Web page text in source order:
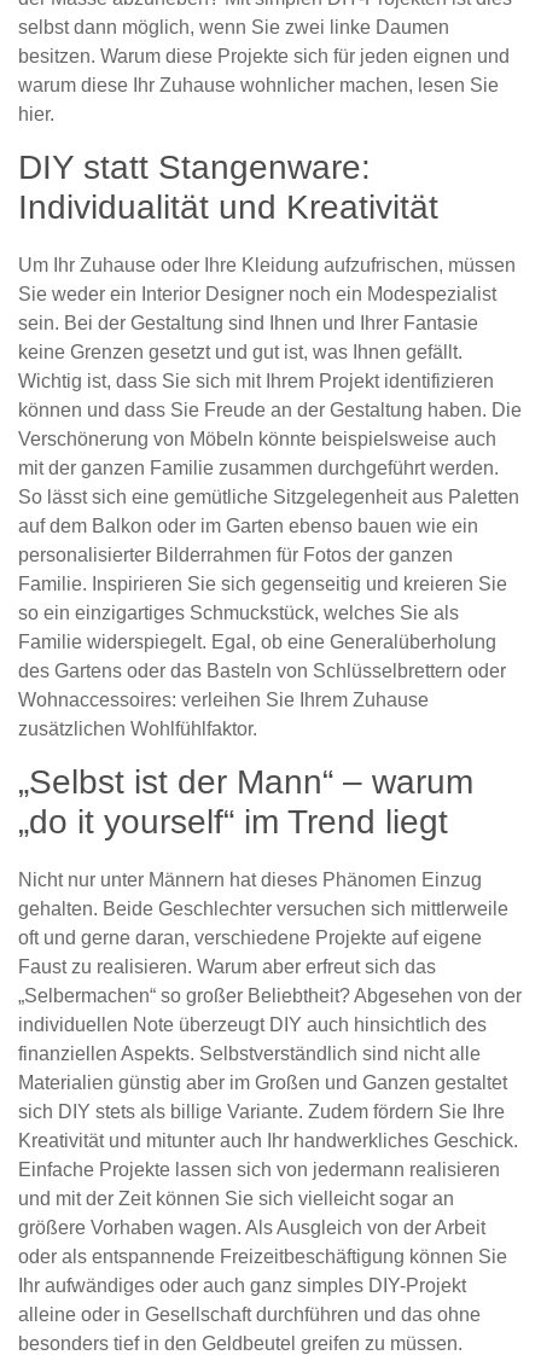
selbst dann möglich, wenn Sie zwei linke Daumen
besitzen. Warum diese Projekte sich für jeden eignen und
warum diese Ihr Zuhause wohnlicher machen, lesen Sie
hier.
DIY statt Stangenware:
Individualität und Kreativität
Um Ihr Zuhause oder Ihre Kleidung aufzufrischen, müssen
Sie weder ein Interior Designer noch ein Modespezialist
sein. Bei der Gestaltung sind Ihnen und Ihrer Fantasie
keine Grenzen gesetzt und gut ist, was Ihnen gefällt.
Wichtig ist, dass Sie sich mit Ihrem Projekt identifizieren
können und dass Sie Freude an der Gestaltung haben. Die
Verschönerung von Möbeln könnte beispielsweise auch
mit der ganzen Familie zusammen durchgeführt werden.
So lässt sich eine gemütliche Sitzgelegenheit aus Paletten
auf dem Balkon oder im Garten ebenso bauen wie ein
personalisierter Bilderrahmen für Fotos der ganzen
Familie. Inspirieren Sie sich gegenseitig und kreieren Sie
so ein einzigartiges Schmuckstück, welches Sie als
Familie widerspiegelt. Egal, ob eine Generalüberholung
des Gartens oder das Basteln von Schlüsselbrettern oder
Wohnaccessoires: verleihen Sie Ihrem Zuhause
zusätzlichen Wohlfühlfaktor.
„Selbst ist der Mann“ – warum
„do it yourself“ im Trend liegt
Nicht nur unter Männern hat dieses Phänomen Einzug
gehalten. Beide Geschlechter versuchen sich mittlerweile
oft und gerne daran, verschiedene Projekte auf eigene
Faust zu realisieren. Warum aber erfreut sich das
„Selbermachen“ so großer Beliebtheit? Abgesehen von der
individuellen Note überzeugt DIY auch hinsichtlich des
finanziellen Aspekts. Selbstverständlich sind nicht alle
Materialien günstig aber im Großen und Ganzen gestaltet
sich DIY stets als billige Variante. Zudem fördern Sie Ihre
Kreativität und mitunter auch Ihr handwerkliches Geschick.
Einfache Projekte lassen sich von jedermann realisieren
und mit der Zeit können Sie sich vielleicht sogar an
größere Vorhaben wagen. Als Ausgleich von der Arbeit
oder als entspannende Freizeitbeschäftigung können Sie
Ihr aufwändiges oder auch ganz simples DIY-Projekt
alleine oder in Gesellschaft durchführen und das ohne
besonders tief in den Geldbeutel greifen zu müssen.